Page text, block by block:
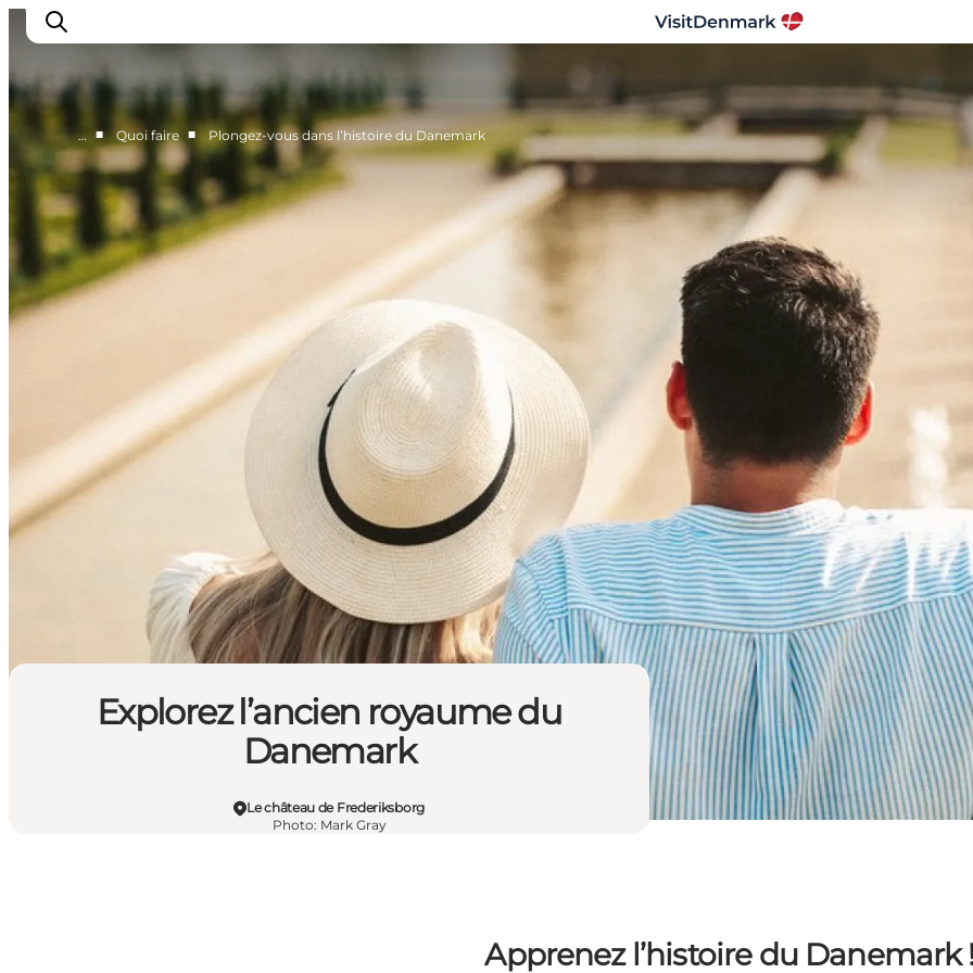
Inspirations
Destinations
Quoi faire
Hébergements
Planifiez votre voyage
… ■ Quoi faire ■ Plongez-vous dans l’histoire du Danemark
Explorez l’ancien royaume du
Danemark
Le château de Frederiksborg
Photo: Mark Gray
Apprenez l’histoire du Danemark